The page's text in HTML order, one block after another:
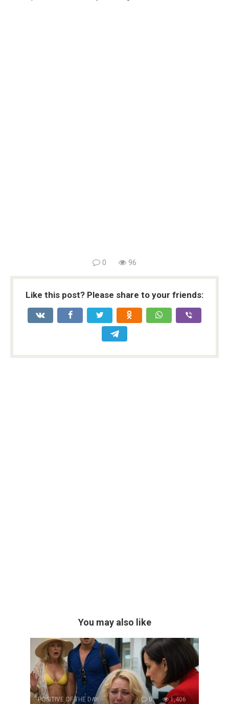
0 96
Like this post? Please share to your friends:
You may also like
POSITIVE OF THE DAY 0 1,406